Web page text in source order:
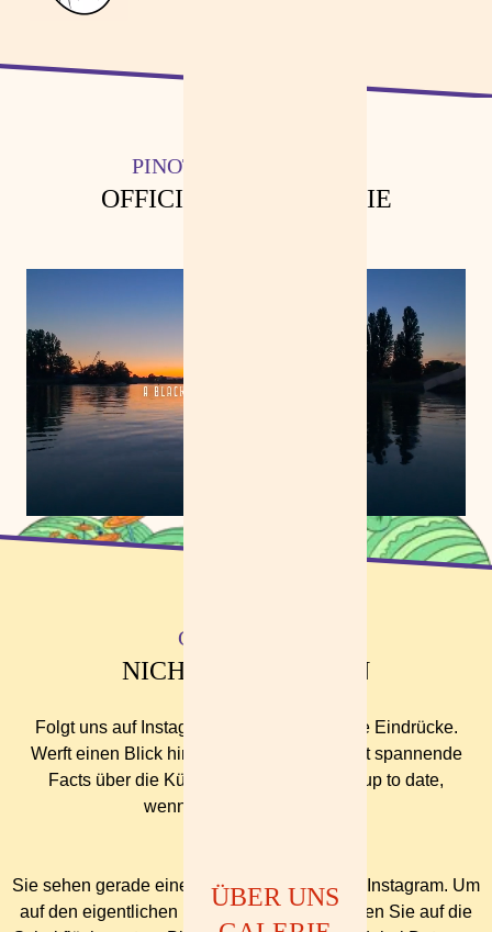
ÜBER UNS
PINOT AND ROCK 2025
OFFICIAL AFTERMOVIE
GARANTIERT
NICHTS VERPASSEN
Folgt uns auf Instagram und bekommt erste Eindrücke.
Werft einen Blick hinter die Kulissen, erfahrt spannende
Facts über die Künstler:innen und bleibt up to date,
wenn neue Infos kommen.
Sie sehen gerade einen Platzhalterinhalt von Instagram. Um
auf den eigentlichen Inhalt zuzugreifen, klicken Sie auf die